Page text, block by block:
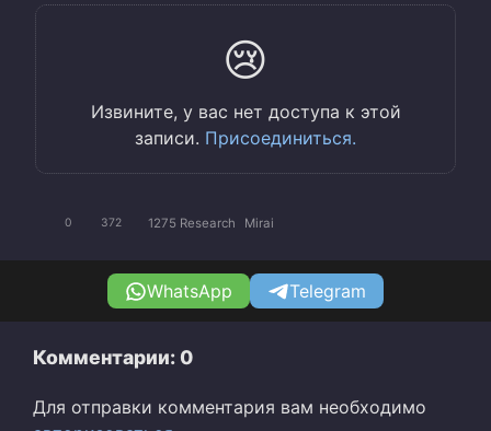
😢
Извините, у вас нет доступа к этой
записи. Присоединиться.
0 372 1275 Research Mirai
WhatsApp Telegram
Комментарии: 0
Для отправки комментария вам необходимо